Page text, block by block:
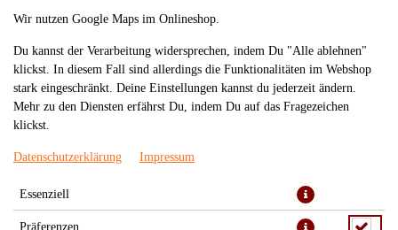
530. VEGETARIAN ROLL (8
STÜCK)
Wir nutzen Google Maps im Onlineshop.
Du kannst der Verarbeitung widersprechen, indem Du "Alle ablehnen"
klickst. In diesem Fall sind allerdings die Funktionalitäten im Webshop
stark eingeschränkt. Deine Einstellungen kannst du jederzeit ändern.
Mehr zu den Diensten erfährst Du, indem Du auf das Fragezeichen
klickst.
Datenschutzerklärung Impressum
Essenziell
Präferenzen